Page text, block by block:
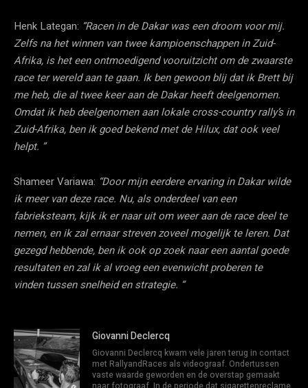
Henk Lategan: “Racen in de Dakar was een droom voor mij.
Zelfs na het winnen van twee kampioenschappen in Zuid-
Afrika, is het een ontmoedigend vooruitzicht om de zwaarste
race ter wereld aan te gaan. Ik ben gewoon blij dat ik Brett bij
me heb, die al twee keer aan de Dakar heeft deelgenomen.
Omdat ik heb deelgenomen aan lokale cross-country rally’s in
Zuid-Afrika, ben ik goed bekend met de Hilux, dat ook veel
helpt. ”
Shameer Variawa: “Door mijn eerdere ervaring in Dakar wilde
ik meer van deze race. Nu, als onderdeel van een
fabrieksteam, kijk ik er naar uit om weer aan de race deel te
nemen, en ik zal ernaar streven zoveel mogelijk te leren. Dat
gezegd hebbende, ben ik ook op zoek naar een aantal goede
resultaten en zal ik al vroeg een evenwicht proberen te
vinden tussen snelheid en strategie. “
Giovanni Declercq
Giovanni Declercq kwam vele jaren terug in contact
met RallyandRaces als videograaf. Ondertussen
vaste waarde geworden en de overstap gemaakt